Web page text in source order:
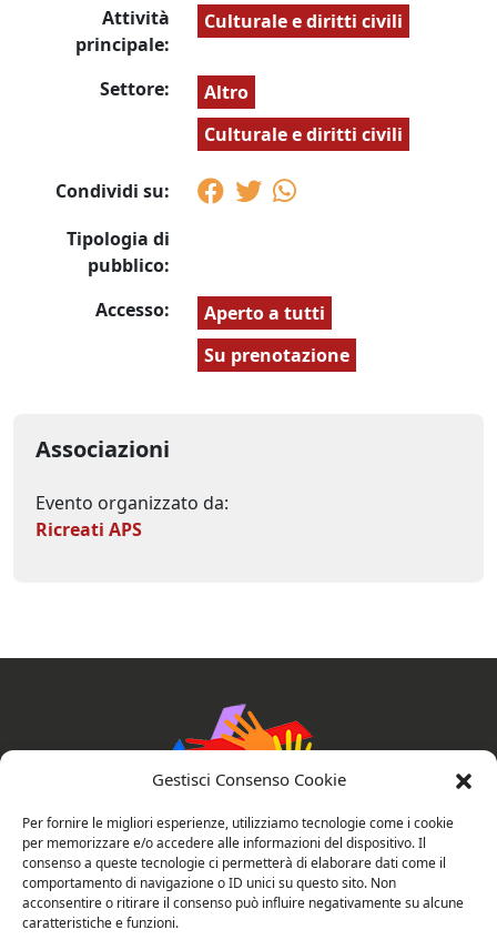
Gestisci Consenso Cookie
Per fornire le migliori esperienze, utilizziamo tecnologie come i cookie
per memorizzare e/o accedere alle informazioni del dispositivo. Il
consenso a queste tecnologie ci permetterà di elaborare dati come il
comportamento di navigazione o ID unici su questo sito. Non
acconsentire o ritirare il consenso può influire negativamente su alcune
caratteristiche e funzioni.
Attività
principale:
Culturale e diritti civili
Settore:
Altro
Culturale e diritti civili
Condividi su:
Tipologia di
pubblico:
Accesso:
Aperto a tutti
Su prenotazione
Associazioni
Evento organizzato da:
Ricreati APS
AssociAzioni Connesse